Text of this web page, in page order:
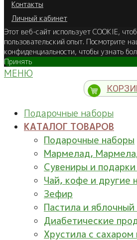
Контакты
Личный кабинет
Этот веб-сайт использует COOKIE,
пользовательский опыт. Посмотрите
конфиденциальности, чтобы узнать
Принять
МЕНЮ
Подарочные наборы
КАТАЛОГ ТОВАРОВ
Подарочные наборы
Мармелад,
Сувениры и
Чай, кофе и другие
Зефир
Пастила и
Диабетические
Хрустила с сахаром